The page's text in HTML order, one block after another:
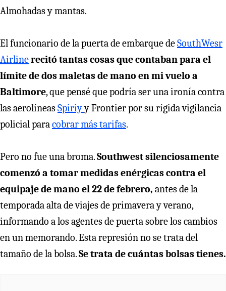
Almohadas y mantas.
El funcionario de la puerta de embarque deSouthWesr
Airlinerecitó tantas cosas que contaban para el
límite de dos maletas de mano en mi vuelo a
Baltimore, que pensé que podría ser una ironía contra
las aerolíneasSpiriyy Frontier por su rígida vigilancia
policial paracobrar más tarifas.
Pero no fue una broma.Southwest silenciosamente
comenzó a tomar medidas enérgicas contra el
equipaje de mano el 22 de febrero, antes de la
temporada alta de viajes de primavera y verano,
informando a los agentes de puerta sobre los cambios
en un memorando. Esta represión no se trata del
tamaño de la bolsa.Se trata de cuántas bolsas tienes.